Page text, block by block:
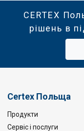
CERTEX
рішень в
Certex Польща
Продукти
Сервіс і послуги